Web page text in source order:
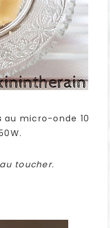
au micro-onde 10
toucher.